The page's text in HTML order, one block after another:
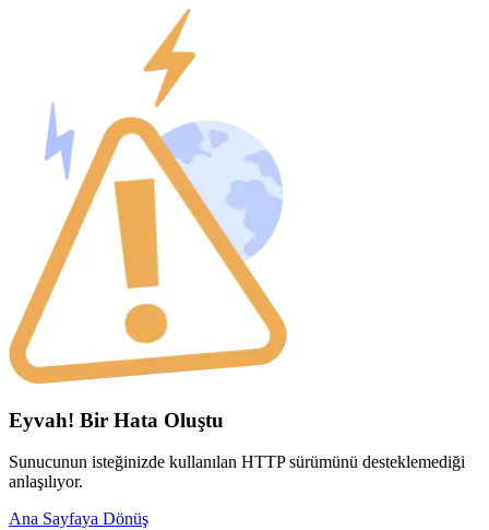
Eyvah! Bir Hata Oluştu
Sunucunun isteğinizde kullanılan HTTP sürümünü desteklemediği
anlaşılıyor.
Ana Sayfaya Dönüş